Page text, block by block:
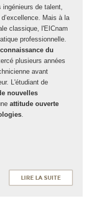
ingénieurs de talent,
Mais à la
classique, l'EICnam
professionnelle.
connaissance du
plusieurs années
avant
L'étudiant de
nouvelles
attitude ouverte
.
LIRE LA SUITE